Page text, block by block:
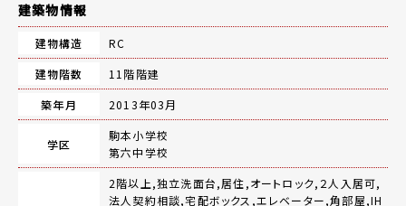
建築物情報
建物構造
RC
建物階数
11階階建
築年月
2013年03月
学区
駒本小学校
第六中学校
2階以上,独立洗面台,居住,オートロック,２人入居可,
法人契約相談,宅配ボックス,エレベーター,角部屋,IH